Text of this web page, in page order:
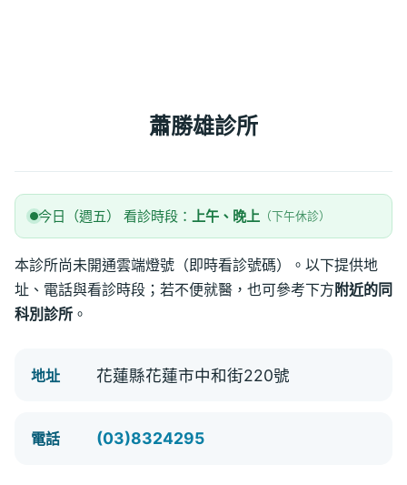
蕭勝雄診所
今日（週五） 看診時段： 上午、晚上 （下午休診）
本診所尚未開通雲端燈號（即時看診號碼）。以下提供地
址、電話與看診時段；若不便就醫，也可參考下方 附近的同
科別診所 。
地址 花蓮縣花蓮市中和街220號
電話 (03)8324295